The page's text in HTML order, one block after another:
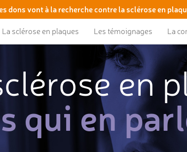
dons vont à la recherche contre la sclérose en
La sclérose en plaques Les témoignages La
en
qui en